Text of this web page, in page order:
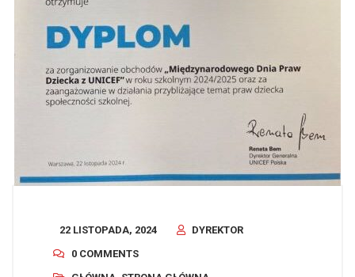
22 LISTOPADA, 2024
DYREKTOR
0 COMMENTS